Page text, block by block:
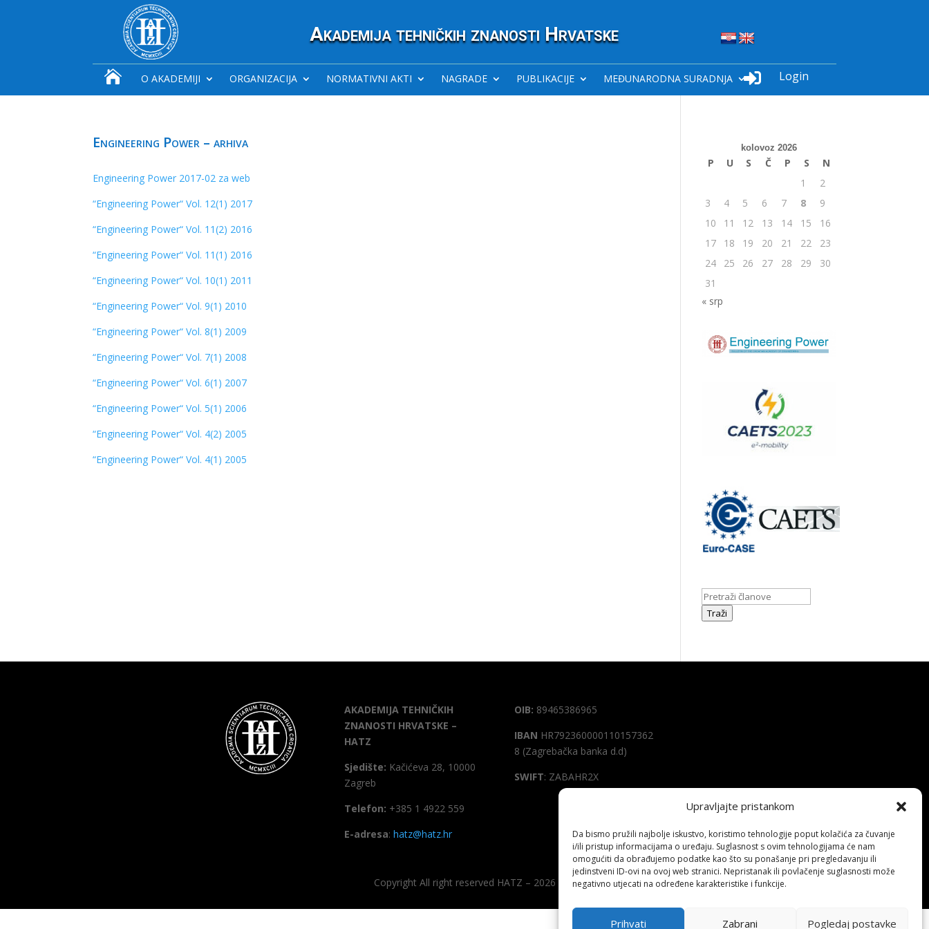
Upravljajte pristankom
Da bismo pružili najbolje iskustvo, koristimo tehnologije poput kolačića za čuvanje
i/ili pristup informacijama o uređaju. Suglasnost s ovim tehnologijama će nam
omogućiti da obrađujemo podatke kao što su ponašanje pri pregledavanju ili
jedinstveni ID-ovi na ovoj web stranici. Nepristanak ili povlačenje suglasnosti može
negativno utjecati na određene karakteristike i funkcije.
Prihvati Zabrani Pogledaj postavke
Akademija tehničkih znanosti Hrvatske
 O AKADEMIJI ORGANIZACIJA NORMATIVNI AKTI NAGRADE PUBLIKACIJE MEĐUNARODNA SURADNJA  Login
Engineering Power – arhiva
Engineering Power 2017-02 za web
“Engineering Power“ Vol. 12(1) 2017
“Engineering Power“ Vol. 11(2) 2016
“Engineering Power“ Vol. 11(1) 2016
“Engineering Power“ Vol. 10(1) 2011
“Engineering Power“ Vol. 9(1) 2010
“Engineering Power“ Vol. 8(1) 2009
“Engineering Power“ Vol. 7(1) 2008
“Engineering Power“ Vol. 6(1) 2007
“Engineering Power“ Vol. 5(1) 2006
“Engineering Power“ Vol. 4(2) 2005
“Engineering Power“ Vol. 4(1) 2005
kolovoz 2026
P U S Č P S
N
1
2
3
4 5 6 7 8
9
10
11 12 13 14 15
16
17
18 19 20 21 22
23
24
25 26 27 28 29
30
31
« srp
Traži
AKADEMIJA TEHNIČKIH
ZNANOSTI HRVATSKE –
HATZ
Sjedište: Kačićeva 28, 10000
Zagreb
Telefon: +385 1 4922 559
E-adresa: hatz@hatz.hr
OIB: 89465386965
IBAN HR792360000110157362
8 (Zagrebačka banka d.d)
SWIFT: ZABAHR2X
Copyright All right reserved HATZ – 2026